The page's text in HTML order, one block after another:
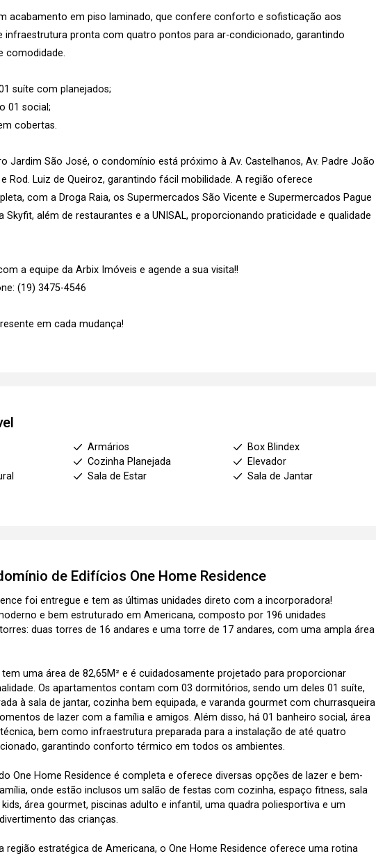
acabamento em piso laminado, que confere conforto e sofisticação aos
infraestrutura pronta com quatro pontos para ar-condicionado, garantindo
comodidade.
suíte com planejados;
01 social;
cobertas.
Jardim São José, o condomínio está próximo à Av. Castelhanos, Av. Padre João
e Rod. Luiz de Queiroz, garantindo fácil mobilidade. A região oferece
com a Droga Raia, os Supermercados São Vicente e Supermercados Pague
Skyfit, além de restaurantes e a UNISAL, proporcionando praticidade e qualidade
a equipe da Arbix Imóveis e agende a sua visita!!
(19) 3475-4546
em cada mudança!
Armários
Box Blindex
Cozinha Planejada
Elevador
Sala de Estar
Sala de Jantar
de Edifícios One Home Residence
foi entregue e tem as últimas unidades direto com a incorporadora!
e bem estruturado em Americana, composto por 196 unidades
duas torres de 16 andares e uma torre de 17 andares, com uma ampla área
uma área de 82,65M² e é cuidadosamente projetado para proporcionar
Os apartamentos contam com 03 dormitórios, sendo um deles 01 suíte,
à sala de jantar, cozinha bem equipada, e varanda gourmet com churrasqueira
de lazer com a família e amigos. Além disso, há 01 banheiro social, área
bem como infraestrutura preparada para a instalação de até quatro
garantindo conforto térmico em todos os ambientes.
One Home Residence é completa e oferece diversas opções de lazer e bem-
onde estão inclusos um salão de festas com cozinha, espaço fitness, sala
área gourmet, piscinas adulto e infantil, uma quadra poliesportiva e um
das crianças.
região estratégica de Americana, o One Home Residence oferece uma rotina